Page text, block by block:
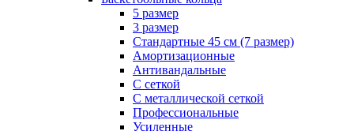
5 размер
3 размер
Стандартные 45 см (7 размер)
Амортизационные
Антивандальные
С сеткой
С металлической сеткой
Профессиональные
Усиленные